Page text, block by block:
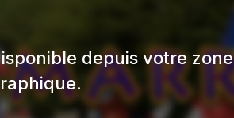
depuis votre zone